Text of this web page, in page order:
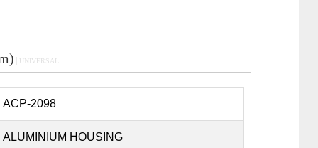
│UNIVERSAL
ACP-2098
ALUMINIUM HOUSING